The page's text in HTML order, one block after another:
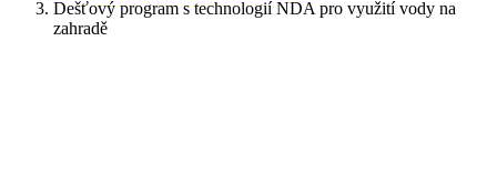
Dešťový program s technologií NDA pro využití vody na
zahradě